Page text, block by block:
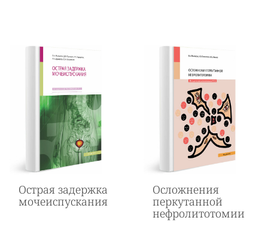
Острая задержка
мочеиспускания
Осложнения
перкутанной
нефролитотомии